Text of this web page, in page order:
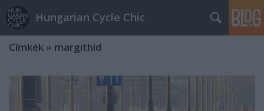
Hungarian Cycle Chic
Címkék » margithíd